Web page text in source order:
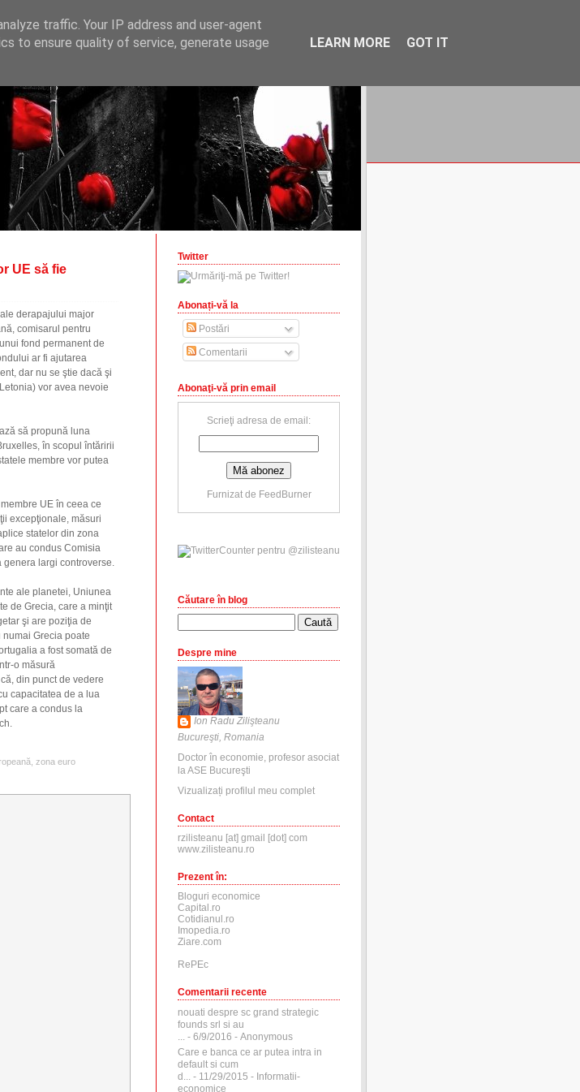
UE să fie
derapajului major
comisarul pentru
fond permanent de
ar fi ajutarea
dar nu se ştie dacă şi
vor avea nevoie
să propună luna
în scopul întăririi
membre vor putea
UE în ceea ce
excepţionale, măsuri
statelor din zona
au condus Comisia
genera largi controverse.
ale planetei, Uniunea
de Grecia, care a minţit
şi are poziţia de
Grecia poate
a fost somată de
o măsură
din punct de vedere
capacitatea de a lua
care a condus la
zona euro
Twitter
Abonați-vă la
Postări
Comentarii
Abonaţi-vă prin email
Scrieţi adresa de email:
Furnizat de FeedBurner
Căutare în blog
Despre mine
Ion Radu Zilişteanu
Bucureşti, Romania
Doctor în economie, profesor asociat
la ASE Bucureşti
Vizualizați profilul meu complet
Contact
rzilisteanu [at] gmail [dot] com
www.zilisteanu.ro
Prezent în:
Bloguri economice
Capital.ro
Cotidianul.ro
Imopedia.ro
Ziare.com
RePEc
Comentarii recente
nouati despre sc grand strategic
founds srl si au
... - 6/9/2016 - Anonymous
Care e banca ce ar putea intra in
default si cum
d... - 11/29/2015 - Informatii-
economice
traffic. Your IP address and user-agent
to ensure quality of service, generate usage
LEARN MORE GOT IT